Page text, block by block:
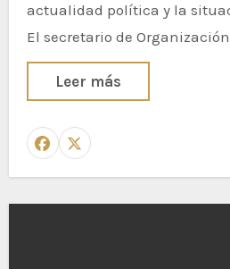
actualidad política y la
El secretario de Organización
Leer más